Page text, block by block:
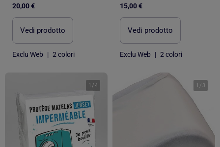
20,00 €
Vedi prodotto
Exclu Web | 2 colori
15,00 €
Vedi prodotto
Exclu Web | 2 colori
1 /4 1 / 3